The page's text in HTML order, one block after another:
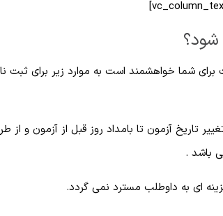
شود؟
شما خواهشمند است به موارد زیر برای ثبت
تاریخ آزمون تا بامداد روز قبل از آزمون و از